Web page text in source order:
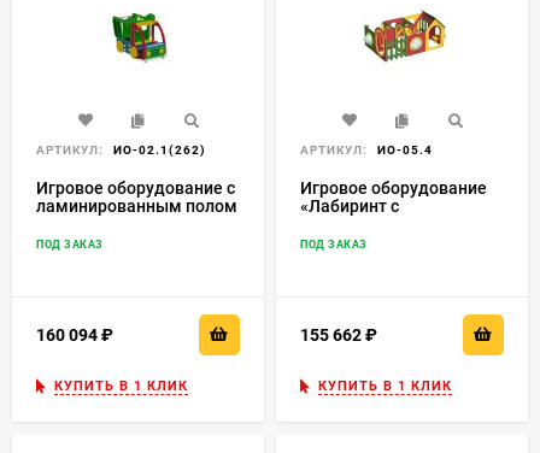
АРТИКУЛ: ИО-02.1(262)
Игровое оборудование с
ламинированным полом
ПОД ЗАКАЗ
160 094
КУПИТЬ В 1 КЛИК
АРТИКУЛ: ИО-05.4
Игровое оборудование
«Лабиринт с
секции ИО-05.4
ПОД ЗАКАЗ
155 662
КУПИТЬ В 1 КЛИК